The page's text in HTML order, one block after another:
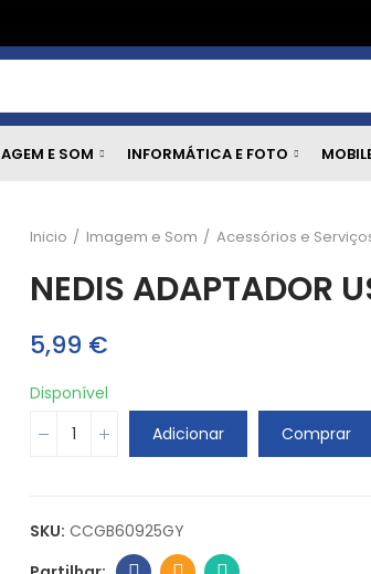
E SOM INFORMÁTICA E FOTO
Inicio Imagem e Som Acessórios e
NEDIS ADAPTADOR
5,99 €
Disponível
Adicionar
Comprar
SKU: CCGB60925GY